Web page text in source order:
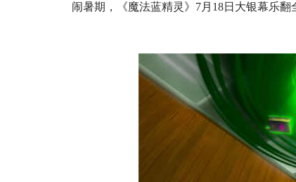
闹暑期，《魔法蓝精灵》7月18日大银幕乐翻